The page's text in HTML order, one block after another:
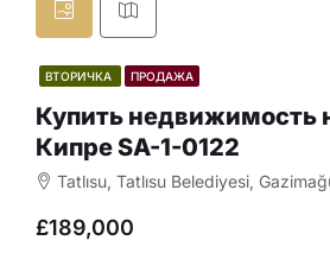
ВТОРИЧКА ПРОДАЖА
Купить недвижимость
Кипре SA-1-0122
Tatlısu, Tatlısu Belediyesi, Gazimağusa ilçesi,
£189,000